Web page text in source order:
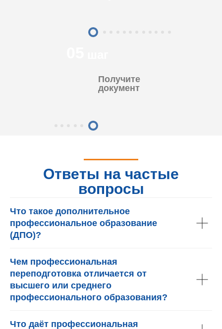
Получите
документ
Ответы на частые
вопросы
Что такое дополнительное
профессиональное образование
(ДПО)?
Чем профессиональная
переподготовка отличается от
высшего или среднего
профессионального образования?
Что даёт профессиональная